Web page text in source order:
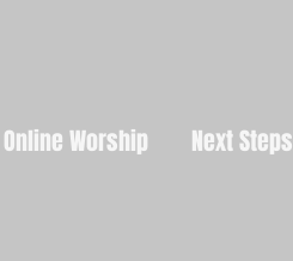
Online Worship Next Steps